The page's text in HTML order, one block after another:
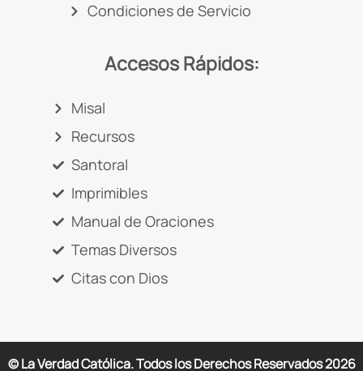
Condiciones de Servicio
Accesos Rápidos:
Misal
Recursos
Santoral
Imprimibles
Manual de Oraciones
Temas Diversos
Citas con Dios
© La Verdad Católica. Todos los Derechos Reservados2026